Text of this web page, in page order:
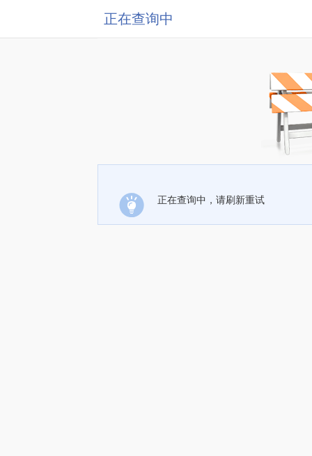
正在查询中
正在查询中，请刷新重试